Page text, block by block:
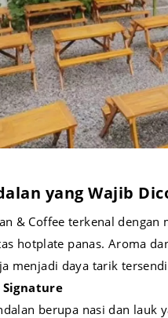
yang Wajib
& Coffee terkenal dengan
hotplate panas. Aroma
menjadi daya tarik
berupa nasi dan lauk